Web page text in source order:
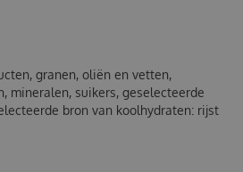
granen, oliën en vetten,
mineralen, suikers, geselecteerde
bron van koolhydraten: rijst